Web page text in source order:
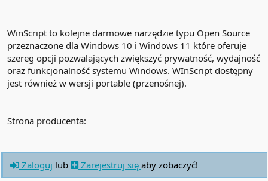
WinScript to kolejne darmowe narzędzie typu Open Source
przeznaczone dla Windows 10 i Windows 11 które oferuje
szereg opcji pozwalających zwiększyć prywatność, wydajność
oraz funkcjonalność systemu Windows. WInScript dostępny
jest również w wersji portable (przenośnej).
Strona producenta:
Zaloguj lub Zarejestruj się aby zobaczyć!